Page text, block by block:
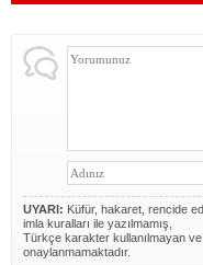
UYARI: Küfür, hakaret, rencide
imla kuralları ile yazılmamış,
Türkçe karakter kullanılmayan
onaylanmamaktadır.